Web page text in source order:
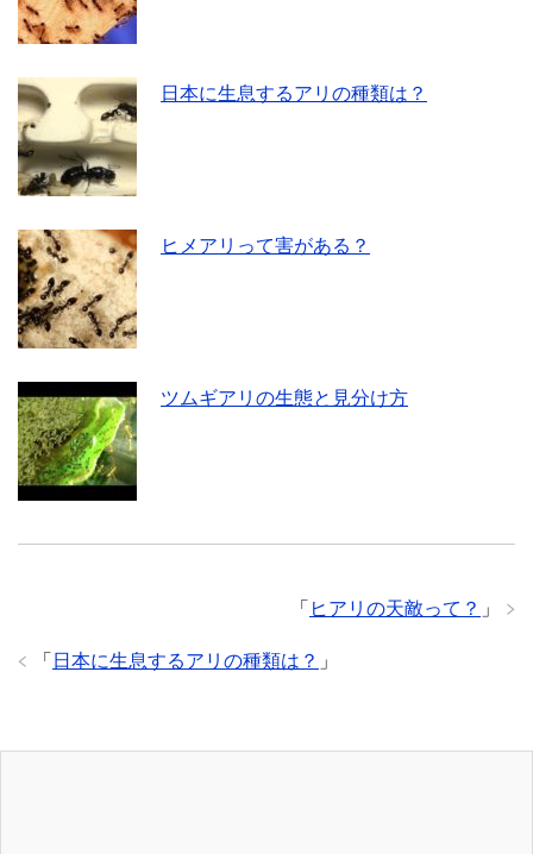
日本に生息するアリの種類は？
ヒメアリって害がある？
ツムギアリの生態と見分け方
「 ヒアリの天敵って？ 」
「 日本に生息するアリの種類は？ 」